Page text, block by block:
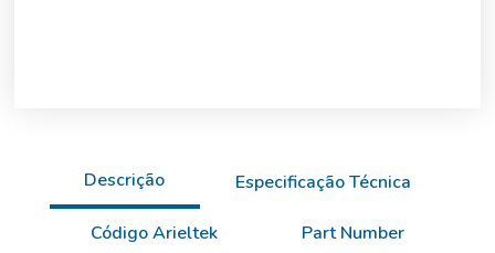
Descrição Especificação Técnica
Código Arieltek Part Number